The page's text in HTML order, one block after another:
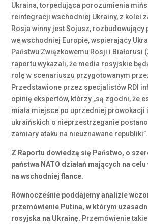
Ukraina, torpedująca porozumienia
reintegracji wschodniej Ukrainy, z kolei
Rosja winny jest Sojusz, rozbudowujący
we wschodniej Europie, wspierający
Państwu Związkowemu Rosji i Białorusi
raportu wykazali, że media rosyjskie
rolę w scenariuszu przygotowanym
Przedstawione przez specjalistów RDI
opinię ekspertów, którzy „są zgodni, że
miała miejsce po uprzedniej prowokacji
ukraińskich o nieprzestrzeganie
zamiary ataku na nieuznawane republiki”.
Z Raportu dowiedzą się Państwo, o
państwa NATO działań mających na
na wschodniej flance.
Równocześnie poddajemy analizie
przemówienie Putina, w którym
rosyjska na Ukrainę. Przemówienie